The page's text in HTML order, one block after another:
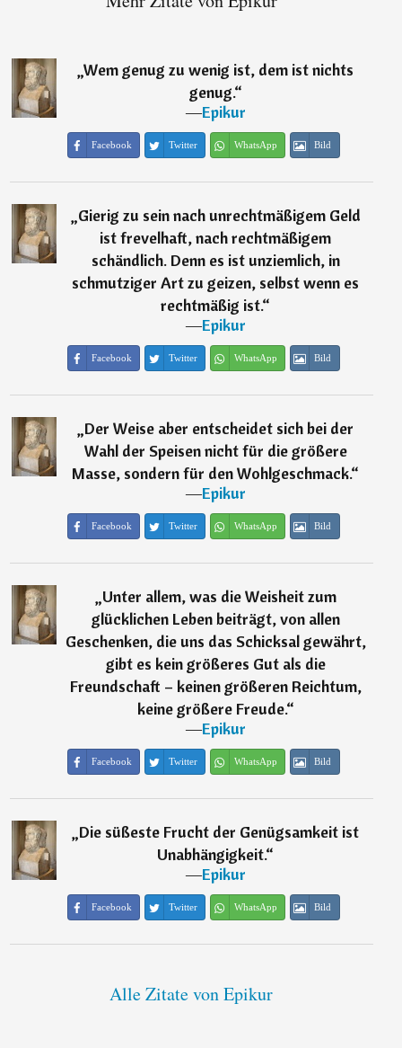
„Wem genug zu wenig ist, dem ist nichts
genug.“
―Epikur
Facebook Twitter WhatsApp Bild
„Gierig zu sein nach unrechtmäßigem Geld
ist frevelhaft, nach rechtmäßigem
schändlich. Denn es ist unziemlich, in
schmutziger Art zu geizen, selbst wenn es
rechtmäßig ist.“
―Epikur
Facebook Twitter WhatsApp Bild
„Der Weise aber entscheidet sich bei der
Wahl der Speisen nicht für die größere
Masse, sondern für den Wohlgeschmack.“
―Epikur
Facebook Twitter WhatsApp Bild
„Unter allem, was die Weisheit zum
glücklichen Leben beiträgt, von allen
Geschenken, die uns das Schicksal gewährt,
gibt es kein größeres Gut als die
Freundschaft – keinen größeren Reichtum,
keine größere Freude.“
―Epikur
Facebook Twitter WhatsApp Bild
„Die süßeste Frucht der Genügsamkeit ist
Unabhängigkeit.“
―Epikur
Facebook Twitter WhatsApp Bild
Alle Zitate von Epikur